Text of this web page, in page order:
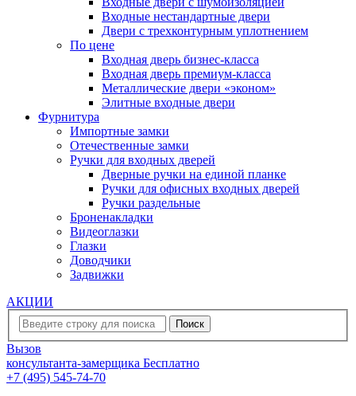
Входные нестандартные двери
Двери с трехконтурным уплотнением
По цене
Входная дверь бизнес-класса
Входная дверь премиум-класса
Металлические двери «эконом»
Элитные входные двери
Фурнитура
Импортные замки
Отечественные замки
Ручки для входных дверей
Дверные ручки на единой планке
Ручки для офисных входных дверей
Ручки раздельные
Броненакладки
Видеоглазки
Глазки
Доводчики
Задвижки
АКЦИИ
Вызов
консультанта-замерщика Бесплатно
+7 (495) 545-74-70